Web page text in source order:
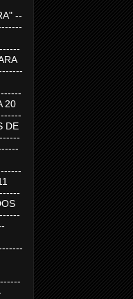
--
20
DE